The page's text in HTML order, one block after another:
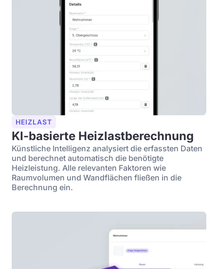
HEIZLAST
KI-basierte Heizlastberechnung
Künstliche Intelligenz analysiert die erfassten Daten
und berechnet automatisch die benötigte
Heizleistung. Alle relevanten Faktoren wie
Raumvolumen und Wandflächen fließen in die
Berechnung ein.